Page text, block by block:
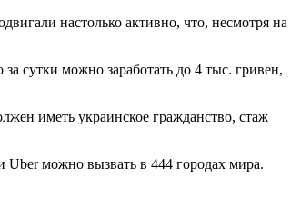
настолько активно, что, несмотря на
сутки можно заработать до 4 тыс. гривен,
иметь украинское гражданство, стаж
Uber можно вызвать в 444 городах мира.